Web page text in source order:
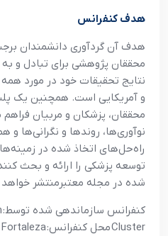
هدف کنفرانس
هدف آن گردآوري دانشمندان
محققان پژوهشي براي تبادل و
نتايج تحقيقات خود در مورد
و آمريکايي است. همچنين يک
محققان، پزشکان و مربيان
نوآوري‌ها، روندها و نگراني‌ها
راه‌حل‌هاي اتخاذ شده در
توسعه پزشکي را ارائه و بحث
شده در مجله معتبرمنتشر
کنفرانس سازماندهي شده توسط:
Clusterمحل کنفرانس:Fortaleza